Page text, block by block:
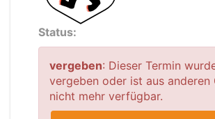
Status:
vergeben: Dieser Termin
vergeben oder ist aus anderen
nicht mehr verfügbar.